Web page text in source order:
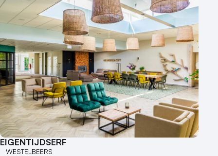
EIGENTIJDSERF
WESTELBEERS